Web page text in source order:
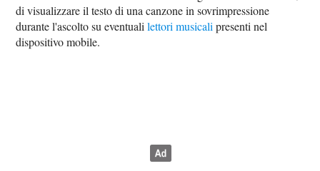
di visualizzare il testo di una canzone in sovrimpressione
durante l'ascolto su eventualilettori musicali presenti nel
dispositivo mobile.